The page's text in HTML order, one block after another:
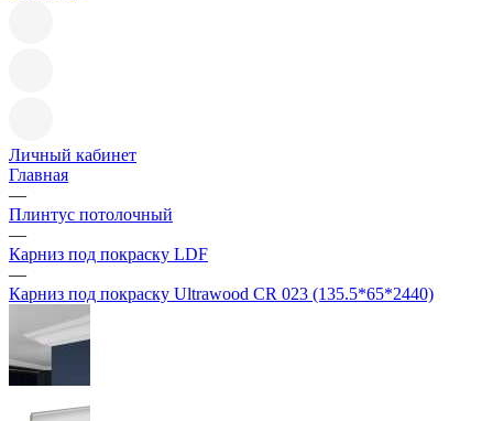
Личный кабинет
Главная
—
Плинтус потолочный
—
Карниз под покраску LDF
—
Карниз под покраску Ultrawood CR 023 (135.5*65*2440)